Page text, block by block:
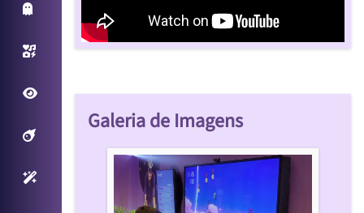
Holo Things
Photo/Video Booth
Fantastic View
Sensores Inteligentes
Galeria de Imagens